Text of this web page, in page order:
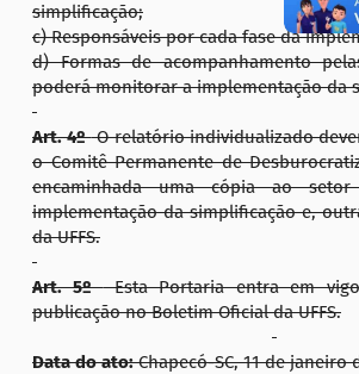
simplificação;
c) Responsáveis por cada fase da
d) Formas de acompanhamento
poderá monitorar a implementação da
Art. 4ºO relatório individualizado
o Comitê Permanente de
encaminhada uma cópia ao setor
implementação da simplificação e,
da UFFS.
Art. 5ºEsta Portaria entra em
publicação no Boletim Oficial da UFFS.
Data do ato: Chapecó-SC, 11 de janeiro